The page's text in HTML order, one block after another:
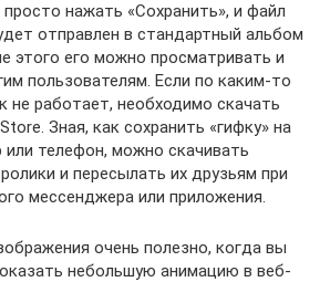
нажать «Сохранить», и файл
отправлен в стандартный альбом
этого его можно просматривать и
пользователям. Если по каким-то
не работает, необходимо скачать
Зная, как сохранить «гифку» на
телефон, можно скачивать
и пересылать их друзьям при
мессенджера или приложения.
очень полезно, когда вы
небольшую анимацию в веб-